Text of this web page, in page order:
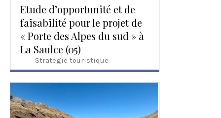
Etude d’opportunité et de
faisabilité pour le projet de
« Porte des Alpes du sud » à
La Saulce (05)
Stratégie touristique